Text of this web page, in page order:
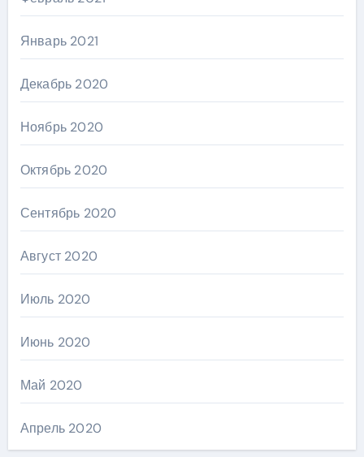
Январь 2021
Декабрь 2020
Ноябрь 2020
Октябрь 2020
Сентябрь 2020
Август 2020
Июль 2020
Июнь 2020
Май 2020
Апрель 2020